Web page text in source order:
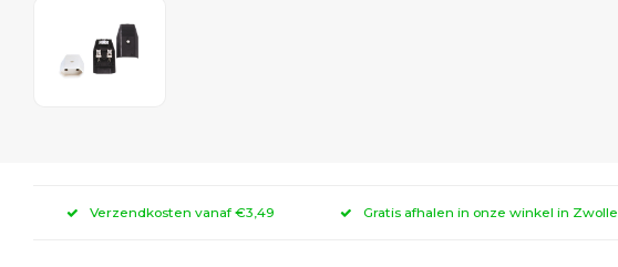
Verzendkosten vanaf €3,49 Gratis afhalen in onze winkel in Zwolle